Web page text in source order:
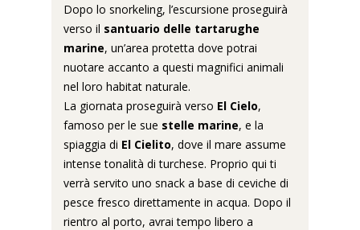
Dopo lo snorkeling, l’escursione proseguirà
verso il santuario delle tartarughe
marine, un’area protetta dove potrai
nuotare accanto a questi magnifici animali
nel loro habitat naturale.
La giornata proseguirà verso El Cielo,
famoso per le sue stelle marine, e la
spiaggia di El Cielito, dove il mare assume
intense tonalità di turchese. Proprio qui ti
verrà servito uno snack a base di ceviche di
pesce fresco direttamente in acqua. Dopo il
rientro al porto, avrai tempo libero a